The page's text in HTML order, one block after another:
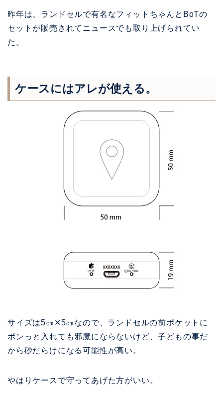
昨年は、ランドセルで有名なフィットちゃんとBoTの
セットが販売されてニュースでも取り上げられてい
た。
ケースにはアレが使える。
サイズは5㎝✕5㎝なので、ランドセルの前ポケットに
ポンっと入れても邪魔にならないけど、子どもの事だ
から砂だらけになる可能性が高い。
やはりケースで守ってあげた方がいい。